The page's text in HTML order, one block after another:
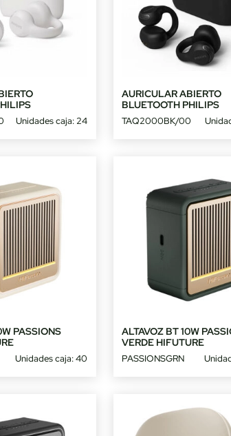
Unidades caja: 24
AURICULAR ABIERTO
BLUETOOTH PHILIPS
TAQ2000BK/00
PASSIONS
Unidades caja: 40
ALTAVOZ BT 10W
VERDE HIFUTURE
PASSIONSGRN